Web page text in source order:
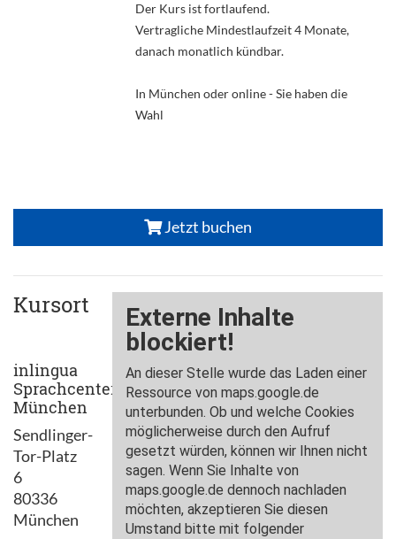
Der Kurs ist fortlaufend.
Vertragliche Mindestlaufzeit 4 Monate,
danach monatlich kündbar.
In München oder online - Sie haben die
Wahl
Jetzt buchen
Kursort
inlingua
Sprachcenter
München
Sendlinger-
Tor-Platz
6
80336
München